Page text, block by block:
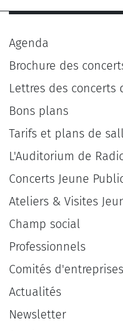
Agenda
Brochure des
Lettres des concerts
Bons plans
Tarifs et plans de
L'Auditorium de
Concerts Jeune
Ateliers & Visites
Champ social
Professionnels
Comités
Actualités
Newsletter